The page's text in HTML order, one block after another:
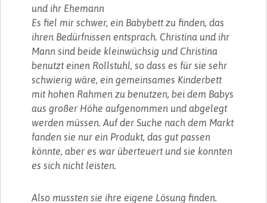
und ihr Ehemann
Es fiel mir schwer, ein Babybett zu finden, das
ihren Bedürfnissen entsprach. Christina und ihr
Mann sind beide kleinwüchsig und Christina
benutzt einen Rollstuhl, so dass es für sie sehr
schwierig wäre, ein gemeinsames Kinderbett
mit hohen Rahmen zu benutzen, bei dem Babys
aus großer Höhe aufgenommen und abgelegt
werden müssen. Auf der Suche nach dem Markt
fanden sie nur ein Produkt, das gut passen
könnte, aber es war überteuert und sie konnten
es sich nicht leisten.
Also mussten sie ihre eigene Lösung finden.